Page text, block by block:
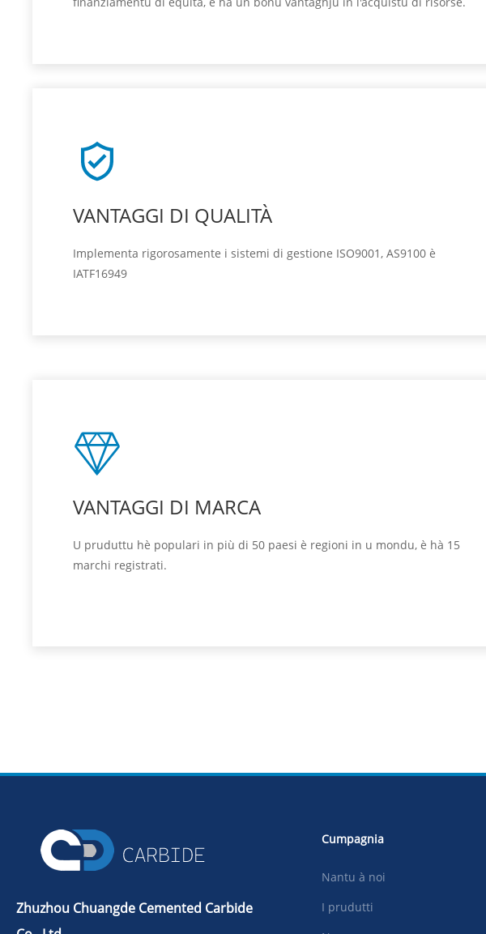
VANTAGGI DI QUALITÀ
Implementa rigorosamente i sistemi di gestione ISO9001, AS9100 è
IATF16949
VANTAGGI DI MARCA
U pruduttu hè populari in più di 50 paesi è regioni in u mondu, è hà 15
marchi registrati.
Zhuzhou Chuangde Cemented Carbide
Cumpagnia
Nantu à noi
I prudutti